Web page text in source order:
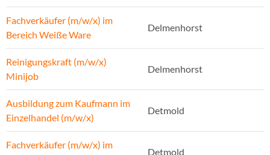
Fachverkäufer (m/w/x) im
Bereich Weiße Ware
Delmenhorst
Reinigungskraft (m/w/x)
Minijob
Delmenhorst
Ausbildung zum Kaufmann im
Einzelhandel (m/w/x)
Detmold
Fachverkäufer (m/w/x) im
Detmold